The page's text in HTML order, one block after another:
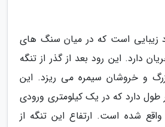
زیبایی است که در میان سنگ های
دارد. این رود بعد از گذر از تنگه
و خروشان سیمره می ریزد. این
طول دارد که در یک کیلومتری ورودی
شده است. ارتفاع این تنگه از